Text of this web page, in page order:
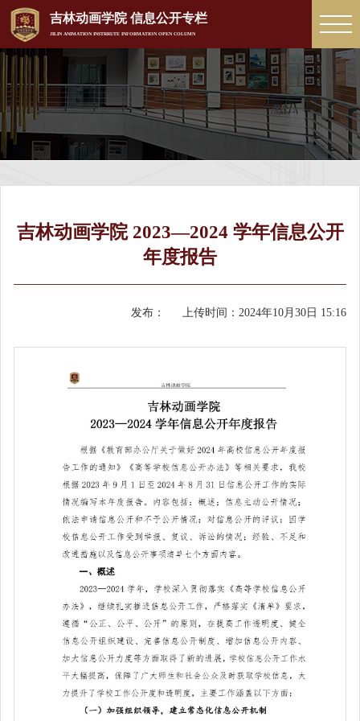
吉林动画学院 信息公开专栏
JILIN ANIMATION INSTRRUTE INFORMATION OPEN COLUMN
吉林动画学院 2023—2024 学年信息公开
年度报告
上传时间： 2024年10月30日 15:16
发布：